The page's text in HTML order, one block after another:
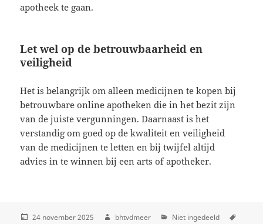
apotheek te gaan.
Let wel op de betrouwbaarheid en
veiligheid
Het is belangrijk om alleen medicijnen te kopen bij
betrouwbare online apotheken die in het bezit zijn
van de juiste vergunningen. Daarnaast is het
verstandig om goed op de kwaliteit en veiligheid
van de medicijnen te letten en bij twijfel altijd
advies in te winnen bij een arts of apotheker.
24 november 2025 bhtvdmeer
Niet ingedeeld